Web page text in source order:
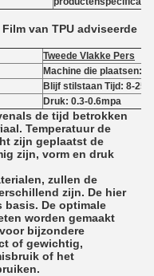
van TPU adviseerde
Tweede Vlakke Pers
Machine die plaatsen:
Blijf stilstaan Tijd: 8-
Druk: 0.3-0.6mpa
de tijd betrokken
Temperatuur de
zijn geplaatst de
zijn, vorm en druk
zullen de
zijn. De hier
De optimale
worden gemaakt
bijzondere
of gewichtig,
of het